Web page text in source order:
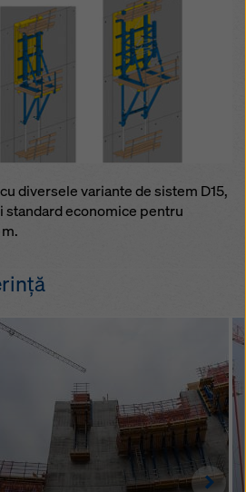
diversele variante de sistem D15,
standard economice pentru